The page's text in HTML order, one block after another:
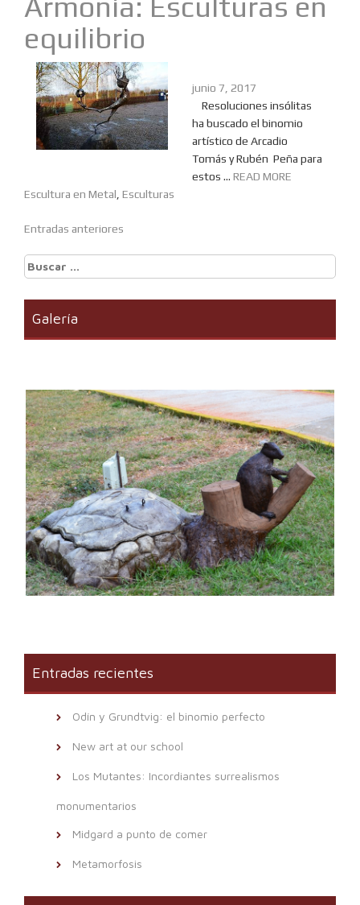
equilibrio
junio 7, 2017
Resoluciones insólitas
ha buscado el binomio
artístico de Arcadio
Tomás y Rubén Peña para
estos ... READ MORE
Escultura en Metal Esculturas
Navegación
de
entradas
Entradas anteriores
Buscar:
Galería
Entradas recientes
Odín y Grundtvig: el binomio perfecto
New art at our school
Los Mutantes: Incordiantes surrealismos
monumentarios
Midgard a punto de comer
Metamorfosis